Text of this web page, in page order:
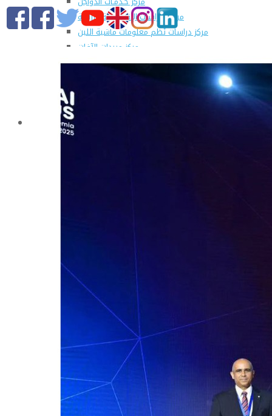
مركز الدراسات الإقتصادية الزراعية
مركز دراسات نُظم معلومات ماشية اللبن
مركز مبيدات الآفات
مطبعة كلية الزراعة
وحدة الهندسة الزراعية للدراسات والإستشارات الفنية
التسجيل في دورات مركز الحاسب الآلي بالكلية
التعليم والطلاب
للحصول على البريد الالكترونى للطالب
التدريب الميداني
نادى الطلاب المتفوقين
الدراسات العليا والبحوث والعلاقات الثقافية
عن قطاع الدراسات العليا والبحوث
إدارة العلاقات الثقافية
المصاريف الدراسية لطلاب الدراسات العليا
البرامج الدراسية
الدكتوراة
برنامج الماجستير